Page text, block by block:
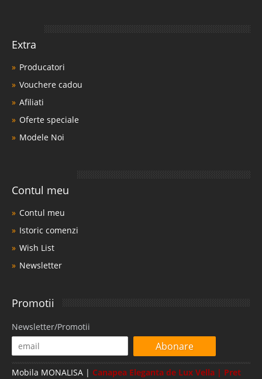
Extra
Producatori
Vouchere cadou
Afiliati
Oferte speciale
Modele Noi
Contul meu
Contul meu
Istoric comenzi
Wish List
Newsletter
Promotii
Newsletter/Promotii
Abonare
Mobila MONALISA | Canapea Eleganta de Lux Vella | Pret